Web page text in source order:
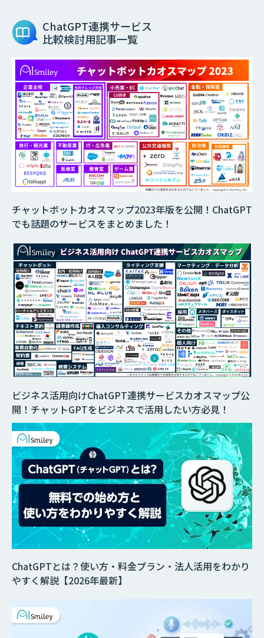
ChatGPT連携サービス
比較検討用記事一覧
ChatGPTとは？使い方・料金プラン・法人活用をわかり
やすく解説【2026年最新】
チャットボットカオスマップ2023年版を公開！ChatGPT
でも話題のサービスをまとめました！
ビジネス活用向けChatGPT連携サービスカオスマップ公
開！チャットGPTをビジネスで活用したい方必見！